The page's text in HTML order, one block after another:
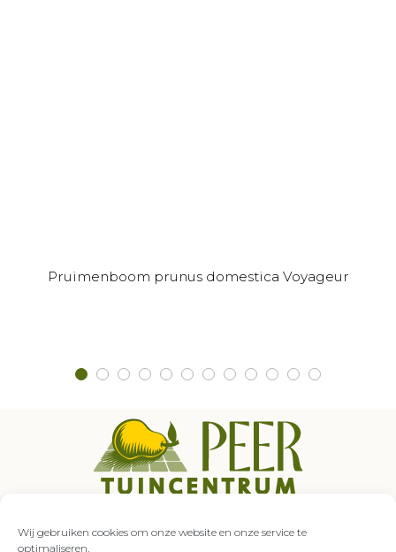
Wij gebruiken cookies om onze website en onze service te
optimaliseren.
product
Deze
gekozen
worden
op
Pruimenboom prunus domestica Voyageur
7007 GZ Doetinchem